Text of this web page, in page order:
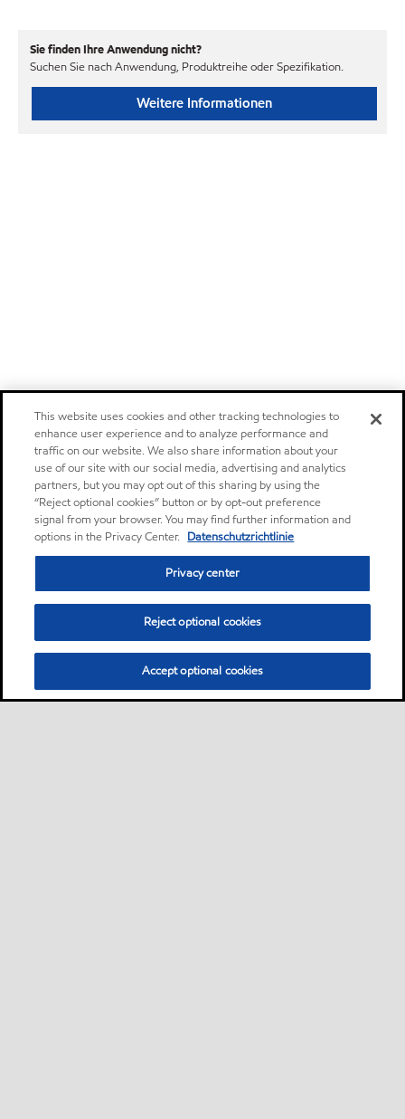
Sie finden Ihre Anwendung nicht?
Suchen Sie nach Anwendung, Produktreihe oder Spezifikation.
Weitere Informationen
This website uses cookies and other tracking technologies to
enhance user experience and to analyze performance and
traffic on our website. We also share information about your
use of our site with our social media, advertising and analytics
partners, but you may opt out of this sharing by using the
“Reject optional cookies” button or by opt-out preference
signal from your browser. You may find further information and
options in the Privacy Center. Datenschutzrichtlinie
Privacy center
Reject optional cookies
Accept optional cookies